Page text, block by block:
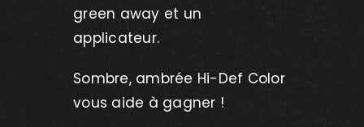
green away et un
applicateur.
Sombre, ambrée Hi-Def Color
vous aide à gagner !